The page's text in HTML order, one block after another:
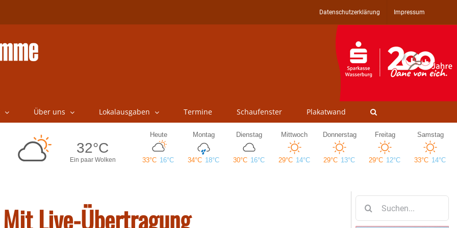
Datenschutzerklärung Impressum
Über uns Lokalausgaben Termine Schaufenster Plakatwand
Live-Übertragung
nach: